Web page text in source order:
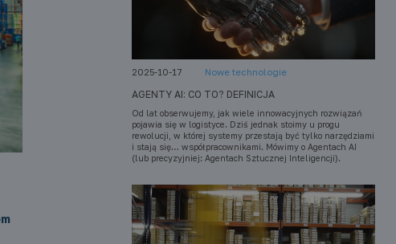
2025-10-17 Nowe technologie
AGENTY AI: CO TO? DEFINICJA
Od lat obserwujemy, jak wiele innowacyjnych rozwiązań
pojawia się w logistyce. Dziś jednak stoimy u progu
rewolucji, w której systemy przestają być tylko narzędziami
i stają się… współpracownikami. Mówimy o Agentach AI
(lub precyzyjniej: Agentach Sztucznej Inteligencji).